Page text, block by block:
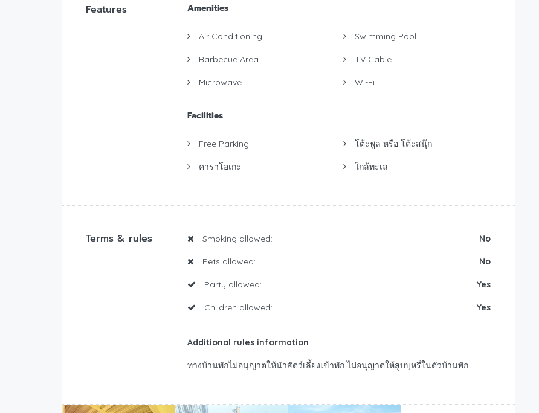
Features Amenities
Air Conditioning
Barbecue Area
Microwave
Swimming Pool
TV Cable
Wi-Fi
Facilities
Free Parking
คาราโอเกะ
โต้ะพูล หรือ โต้ะสนุ๊ก
ใกล้ทะเล
Terms & rules Smoking allowed: No
Pets allowed: No
Party allowed: Yes
Children allowed: Yes
Additional rules information
ทางบ้านพักไม่อนุญาตให้นำสัตว์เลี้ยงเข้าพัก ไม่อนุญาตให้สูบบุหรี่ในตัวบ้านพัก